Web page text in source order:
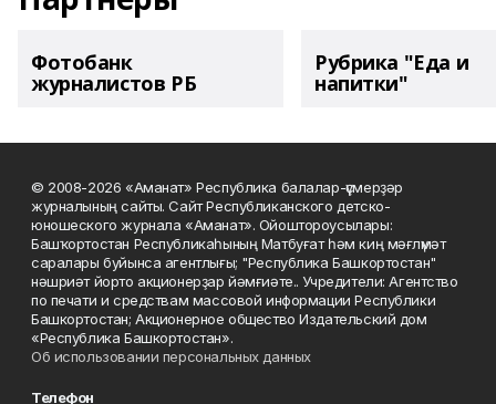
Фотобанк
журналистов РБ
Рубрика "Еда и
напитки"
© 2008-2026 «Аманат» Республика балалар-үҫмерҙәр
журналының сайты. Сайт Республиканского детско-
юношеского журнала «Аманат». Ойоштороусылары:
Башҡортостан Республикаһының Матбуғат һәм киң мәғлүмәт
саралары буйынса агентлығы; "Республика Башкортостан"
нәшриәт йорто акционерҙар йәмғиәте.. Учредители: Агентство
по печати и средствам массовой информации Республики
Башкортостан; Акционерное общество Издательский дом
«Республика Башкортостан».
Об использовании персональных данных
Телефон